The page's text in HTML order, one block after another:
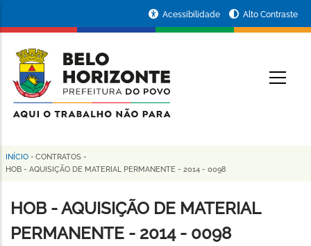
conteúdo
principal
da
Prefeitura
de
Horizonte
Acessibilidade Alto Contraste
Trilha
navegação
INÍCIO - CONTRATOS -
HOB - AQUISIÇÃO DE MATERIAL PERMANENTE - 2014 - 0098
HOB - AQUISIÇÃO DE MATERIAL
PERMANENTE - 2014 - 0098